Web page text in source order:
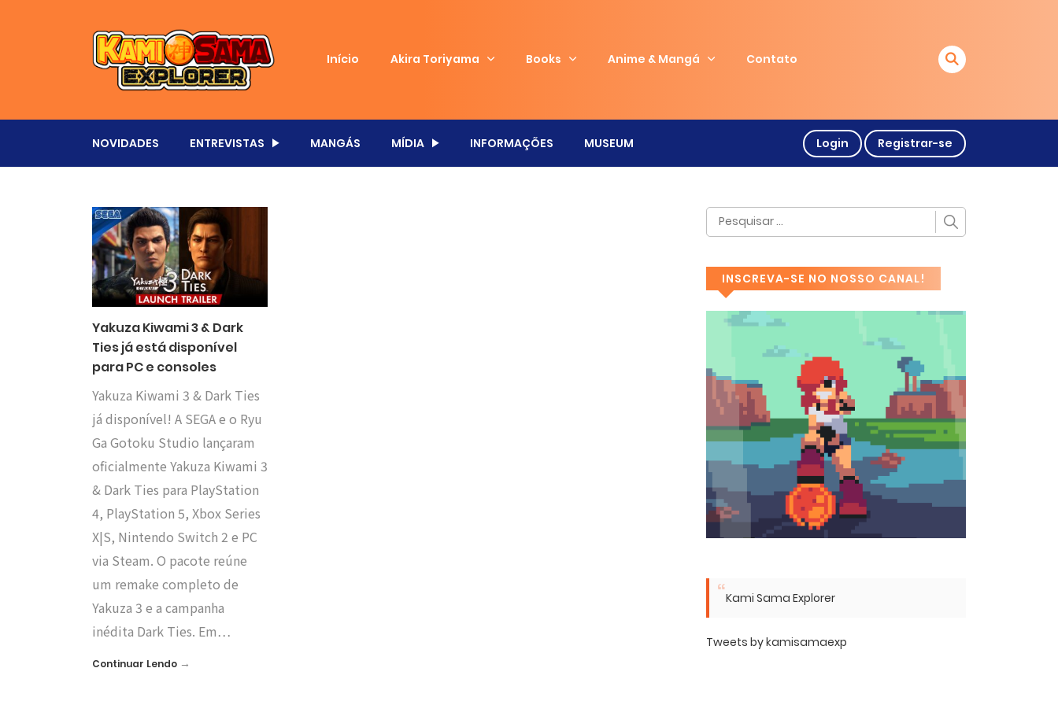
Início Akira Toriyama Books Anime & Mangá Contato
NOVIDADES ENTREVISTAS MANGÁS MÍDIA INFORMAÇÕES MUSEUM Login Registrar-se
Yakuza Kiwami 3 & Dark
Ties já está disponível
para PC e consoles
Yakuza Kiwami 3 & Dark Ties
já disponível! A SEGA e o Ryu
Ga Gotoku Studio lançaram
oficialmente Yakuza Kiwami 3
& Dark Ties para PlayStation
4, PlayStation 5, Xbox Series
X|S, Nintendo Switch 2 e PC
via Steam. O pacote reúne
um remake completo de
Yakuza 3 e a campanha
inédita Dark Ties. Em…
Continuar Lendo →
INSCREVA-SE NO NOSSO CANAL!
Kami Sama Explorer
Tweets by kamisamaexp